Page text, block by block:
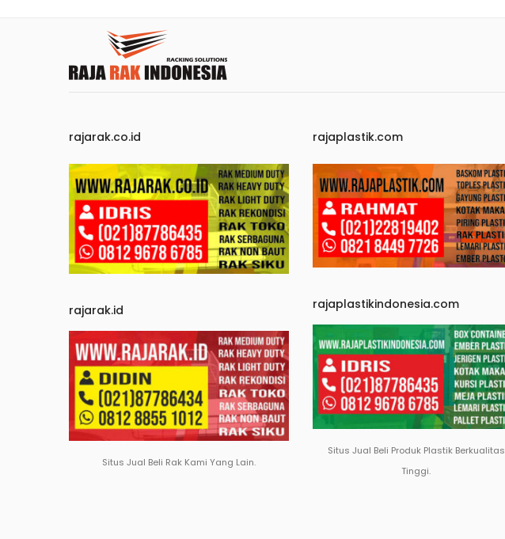
rajarak.co.id
rajarak.id
Situs Jual Beli Rak Kami Yang Lain.
rajaplastik.com
rajaplastikindonesia.com
Situs Jual Beli Produk Plastik Berkualitas
Tinggi.